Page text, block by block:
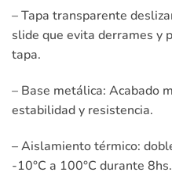
– Tapa transparente
slide que evita derrames y
tapa.
– Base metálica: Acabado
estabilidad y resistencia.
– Aislamiento térmico:
-10°C a 100°C durante 8hs.